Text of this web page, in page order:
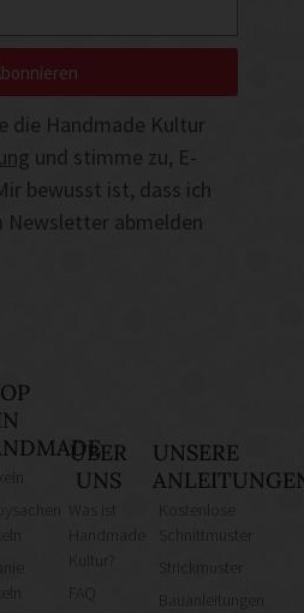
die Handmade Kultur
und stimme zu, E-
bewusst ist, dass ich
Newsletter abmelden
ÜBER
UNS
Was ist
Kultur?
UNSERE
Kostenlose
Schnittmuster
Strickmuster
Bauanleitungen